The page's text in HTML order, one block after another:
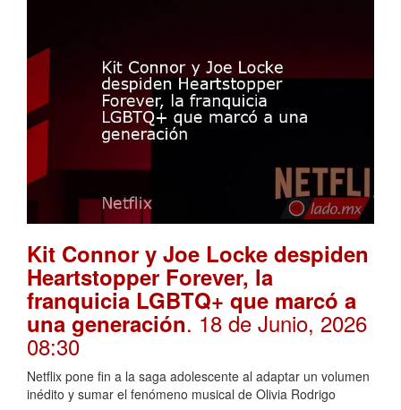
Kit Connor y Joe Locke despiden
Heartstopper Forever, la
franquicia LGBTQ+ que marcó a
una generación. 18 de Junio, 2026
08:30
Netflix pone fin a la saga adolescente al adaptar un volumen
inédito y sumar el fenómeno musical de Olivia Rodrigo